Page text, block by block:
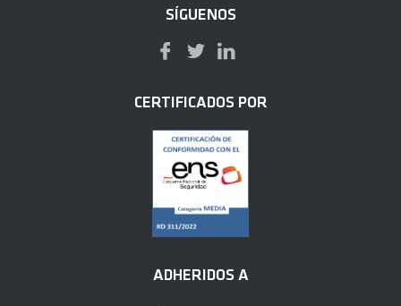
SÍGUENOS
CERTIFICADOS POR
ADHERIDOS A